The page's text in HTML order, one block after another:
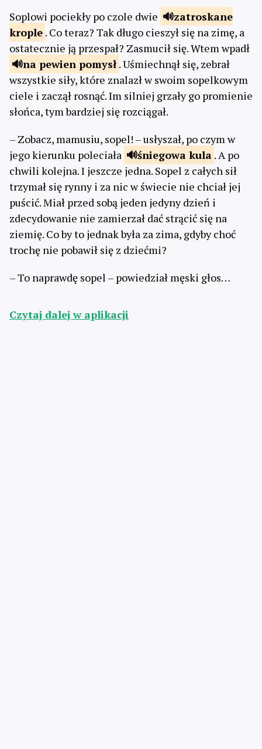
Soplowi pociekły po czole dwie
zatroskane
krople . Co teraz? Tak długo cieszył się na zimę, a
ostatecznie ją przespał? Zasmucił się. Wtem wpadł
na pewien pomysł . Uśmiechnął się, zebrał
wszystkie siły, które znalazł w swoim sopelkowym
ciele i zaczął rosnąć. Im silniej grzały go promienie
słońca, tym bardziej się rozciągał.
– Zobacz, mamusiu, sopel! – usłyszał, po czym w
jego kierunku poleciała
śniegowa kula . A po
chwili kolejna. I jeszcze jedna. Sopel z całych sił
trzymał się rynny i za nic w świecie nie chciał jej
puścić. Miał przed sobą jeden jedyny dzień i
zdecydowanie nie zamierzał dać strącić się na
ziemię. Co by to jednak była za zima, gdyby choć
trochę nie pobawił się z dziećmi?
– To naprawdę sopel – powiedział męski głos…
Czytaj dalej w aplikacji